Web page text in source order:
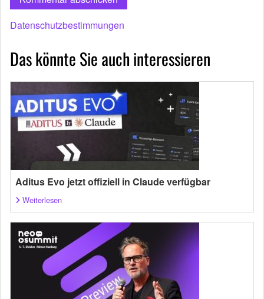
Datenschutzbestimmungen
Das könnte Sie auch interessieren
Aditus Evo jetzt offiziell in Claude verfügbar
Weiterlesen